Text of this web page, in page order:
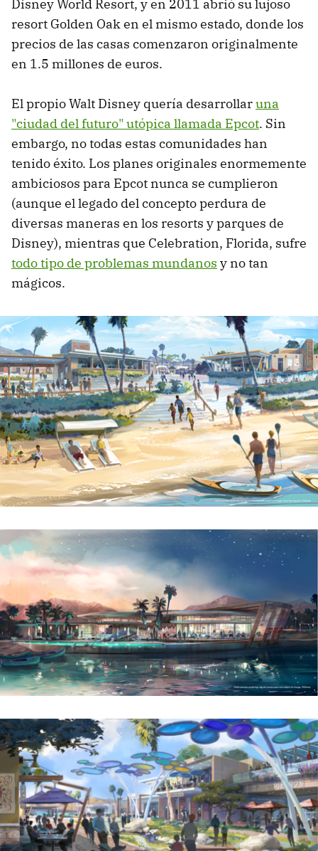
Disney World Resort, y en 2011 abrió su lujoso
resort Golden Oak en el mismo estado, donde los
precios de las casas comenzaron originalmente
en 1.5 millones de euros.
El propio Walt Disney quería desarrollaruna
"ciudad del futuro" utópica llamada Epcot. Sin
embargo, no todas estas comunidades han
tenido éxito. Los planes originales enormemente
ambiciosos para Epcot nunca se cumplieron
(aunque el legado del concepto perdura de
diversas maneras en los resorts y parques de
Disney), mientras que Celebration, Florida, sufre
todo tipo de problemas mundanos y no tan
mágicos.